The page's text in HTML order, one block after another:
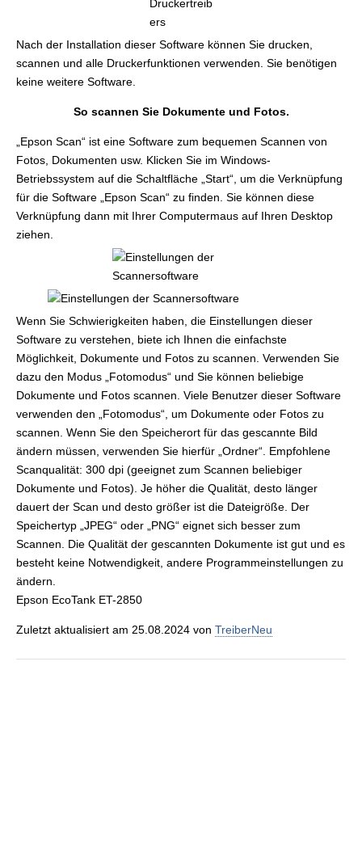
Nach der Installation dieser Software können Sie drucken,
scannen und alle Druckerfunktionen verwenden. Sie benötigen
keine weitere Software.
So scannen Sie Dokumente und Fotos.
„Epson Scan“ ist eine Software zum bequemen Scannen von
Fotos, Dokumenten usw. Klicken Sie im Windows-
Betriebssystem auf die Schaltfläche „Start“, um die Verknüpfung
für die Software „Epson Scan“ zu finden. Sie können diese
Verknüpfung dann mit Ihrer Computermaus auf Ihren Desktop
ziehen.
Wenn Sie Schwierigkeiten haben, die Einstellungen dieser
Software zu verstehen, biete ich Ihnen die einfachste
Möglichkeit, Dokumente und Fotos zu scannen. Verwenden Sie
dazu den Modus „Fotomodus“ und Sie können beliebige
Dokumente und Fotos scannen. Viele Benutzer dieser Software
verwenden den „Fotomodus“, um Dokumente oder Fotos zu
scannen. Wenn Sie den Speicherort für das gescannte Bild
ändern müssen, verwenden Sie hierfür „Ordner“. Empfohlene
Scanqualität: 300 dpi (geeignet zum Scannen beliebiger
Dokumente und Fotos). Je höher die Qualität, desto länger
dauert der Scan und desto größer ist die Dateigröße. Der
Speichertyp „JPEG“ oder „PNG“ eignet sich besser zum
Scannen. Die Qualität der gescannten Dokumente ist gut und es
besteht keine Notwendigkeit, andere Programmeinstellungen zu
ändern.
Epson EcoTank ET-2850
Zuletzt aktualisiert am 25.08.2024 von TreiberNeu